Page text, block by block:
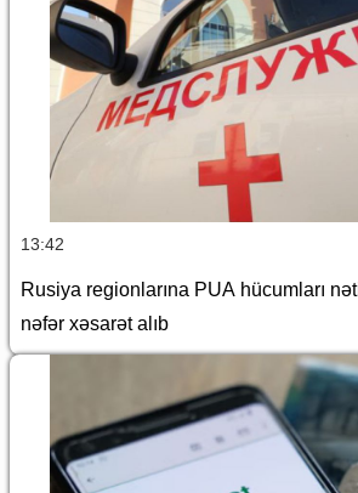
13:42
Rusiya regionlarına PUA hücumları
nəfər xəsarət alıb